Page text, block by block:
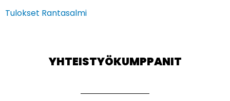
Tulokset Rantasalmi
YHTEISTYÖKUMPPANIT